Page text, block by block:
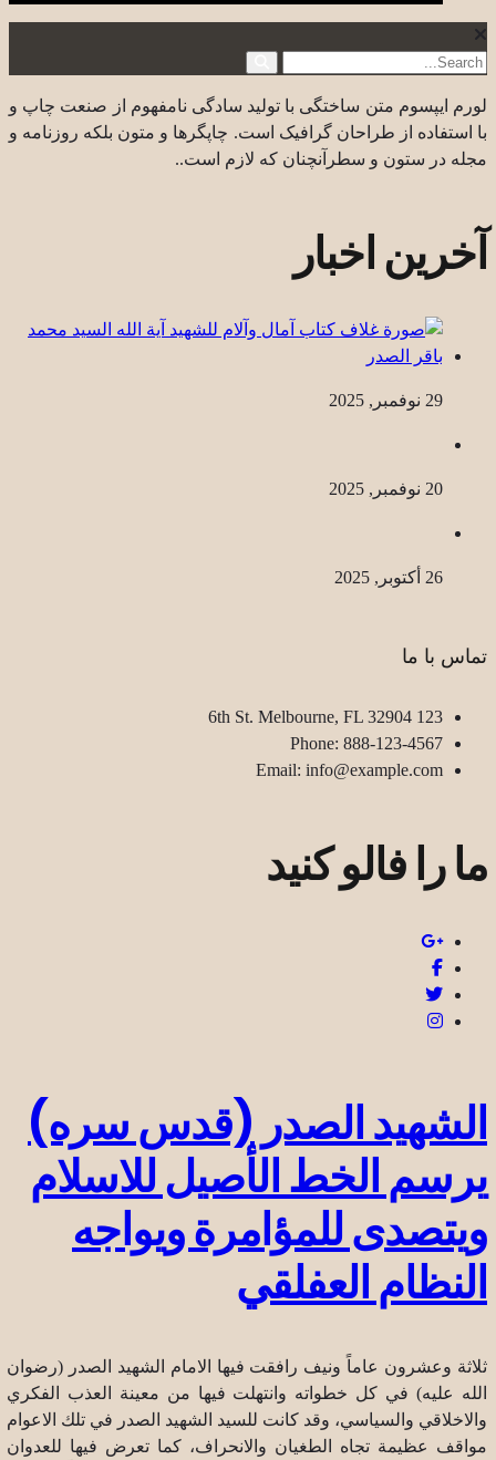
لورم ایپسوم متن ساختگی با تولید سادگی نامفهوم از صنعت چاپ و
با استفاده از طراحان گرافیک است. چاپگرها و متون بلکه روزنامه و
مجله در ستون و سطرآنچنان که لازم است..
آخرین اخبار
29 نوفمبر, 2025
20 نوفمبر, 2025
26 أكتوبر, 2025
تماس با ما
123 6th St. Melbourne, FL 32904
Phone: 888-123-4567
Email: info@example.com
ما را فالو کنید
الشهيد الصدر (قدس سره)
يرسم الخط الأصيل للاسلام
ويتصدى للمؤامرة ويواجه
النظام العفلقي
ثلاثة وعشرون عاماً ونيف رافقت فيها الامام الشهيد الصدر (رضوان
الله عليه) في كل خطواته وانتهلت فيها من معينة العذب الفكري
والاخلاقي والسياسي، وقد كانت للسيد الشهيد الصدر في تلك الاعوام
مواقف عظيمة تجاه الطغيان والانحراف، كما تعرض فيها للعدوان